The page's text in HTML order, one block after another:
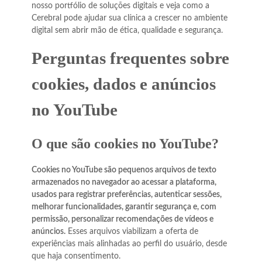
nosso portfólio de soluções digitais e veja como a
Cerebral pode ajudar sua clínica a crescer no ambiente
digital sem abrir mão de ética, qualidade e segurança.
Perguntas frequentes sobre
cookies, dados e anúncios
no YouTube
O que são cookies no YouTube?
Cookies no YouTube são pequenos arquivos de texto
armazenados no navegador ao acessar a plataforma,
usados para registrar preferências, autenticar sessões,
melhorar funcionalidades, garantir segurança e, com
permissão, personalizar recomendações de vídeos e
anúncios.Esses arquivos viabilizam a oferta de
experiências mais alinhadas ao perfil do usuário, desde
que haja consentimento.